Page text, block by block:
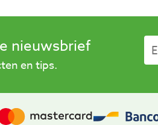
nieuwsbrief
en tips.